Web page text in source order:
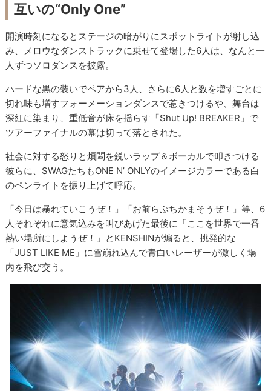
互いの“Only One”
開演時刻になるとステージの暗がりにスポットライトが射し込
み、メロウなダンストラックに乗せて登場した6人は、なんと一
人ずつソロダンスを披露。
ハードな黒の装いでペアから3人、さらに6人と数を増すごとに
切れ味も増すフォーメーションダンスで惹きつけるや、舞台は
深紅に染まり、重低音が床を揺らす「Shut Up! BREAKER」で
ツアーファイナルの幕は切って落とされた。
社会に対する怒りと煩悶を鋭いラップ＆ボーカルで叩きつける
彼らに、SWAGたちもONE N’ ONLYのイメージカラーである白
のペンライトを振り上げて呼応。
「今日は暴れていこうぜ！」「お前らぶちかまそうぜ！」等、6
人それぞれに意気込みを叫びあげた最後に「ここを世界で一番
熱い場所にしようぜ！」とKENSHINが煽ると、挑発的な
「JUST LIKE ME」に雪崩れ込んで青白いレーザーが激しく場
内を飛び交う。